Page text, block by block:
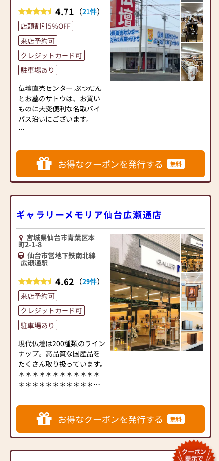
したい。これが仙和の精神
であります。
皆様のご愛顧に応えるべ
く、今後も安心と真心のこ
もったサービスを第一に、
より多くのお客様と信頼の
絆を結び、仙和の精神と感
謝の心を忘れずに邁進して
まいります。
石巻店は、平成24年開設、
売場面積70坪。
県道398号線沿いにございま
す。お気軽にお立ち寄りくだ
さい。
4.71 （21件）
店頭割引5%OFF
来店予約可
クレジットカード可
駐車場あり
仏壇直売センター ぶつだん
とお墓のサトウは、お買い
ものに大変便利な名取バイ
パス沿いにございます。
│＊│ 仏壇展示数【１０
０基】超！
└─┼────────────────────────
伝統的なものからモダンな
値”でご提供しております。
全国のメーカーのお仏壇を
扱っているため、店頭にな
い商品もお取り寄せいたし
ます。ご希望の商品がありま
したらご相談ください。
┌─┐
│＊│ 位牌・仏具も同時
に揃えられるのが嬉しい
└─┼────────────────────────
お位牌、仏像、仏具はどの
品揃え◎
お位牌はご注文から【約２
～３週間】でお渡し可能で
す。
仏具はサイズ、色合い、デ
お選びいただけます。
※ペット供養の商品もござ
います。
┌─┐
お得なクーポンを発行する 無料
ギャラリーメモリア仙台広瀬通店
宮城県仙台市青葉区本
町2-1-8
仙台市営地下鉄南北線
広瀬通駅
4.62 （29件）
来店予約可
クレジットカード可
駐車場あり
現代仏壇は200種類のライン
ナップ。高品質な国産品を
たくさん取り扱っています。
＊＊＊＊＊＊＊＊＊＊＊＊
＊＊＊＊＊＊＊＊＊＊＊＊
＊＊
ギャラリーメモリア仙台広
瀬通店は「現代仏壇」東北
唯一の直営店。
お得なクーポンを発行する 無料